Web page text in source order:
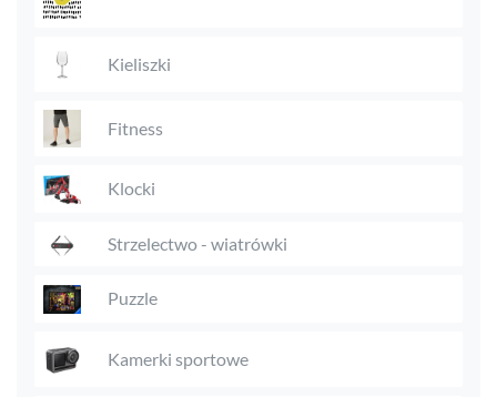
Kieliszki
Fitness
Klocki
Strzelectwo - wiatrówki
Puzzle
Kamerki sportowe